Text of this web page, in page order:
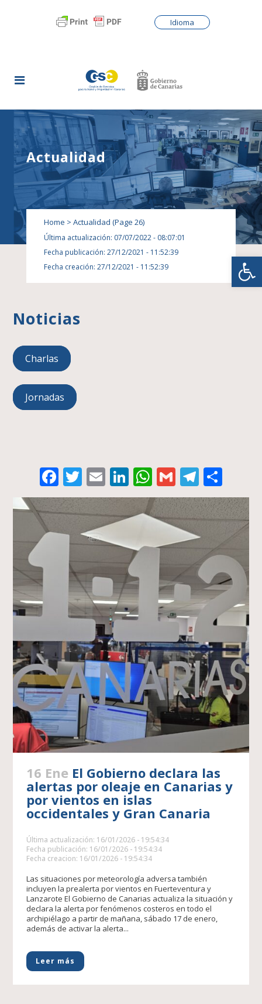
Idioma
Actualidad
Home > Actualidad (Page 26)
Última actualización: 07/07/2022 - 08:07:01
Fecha publicación: 27/12/2021 - 11:52:39
Fecha creación: 27/12/2021 - 11:52:39
Noticias
Charlas
Jornadas
Facebook
Twitter
EmailLinkedIn
WhatsApp
Gmail
16 Ene El Gobierno declara las
alertas por oleaje en Canarias y
por vientos en islas
occidentales y Gran Canaria
Última actualización: 16/01/2026 - 19:54:34
Fecha publicación: 16/01/2026 - 19:54:34
Fecha creacion: 16/01/2026 - 19:54:34
Las situaciones por meteorología adversa también
incluyen la prealerta por vientos en Fuerteventura y
Lanzarote El Gobierno de Canarias actualiza la situación y
declara la alerta por fenómenos costeros en todo el
archipiélago a partir de mañana, sábado 17 de enero,
además de activar la alerta...
Leer más